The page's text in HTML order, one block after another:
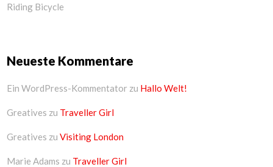
Riding Bicycle
Neueste Kommentare
Ein WordPress-Kommentator zu Hallo Welt!
Greatives zu Traveller Girl
Greatives zuVisiting London
Marie Adams zu Traveller Girl